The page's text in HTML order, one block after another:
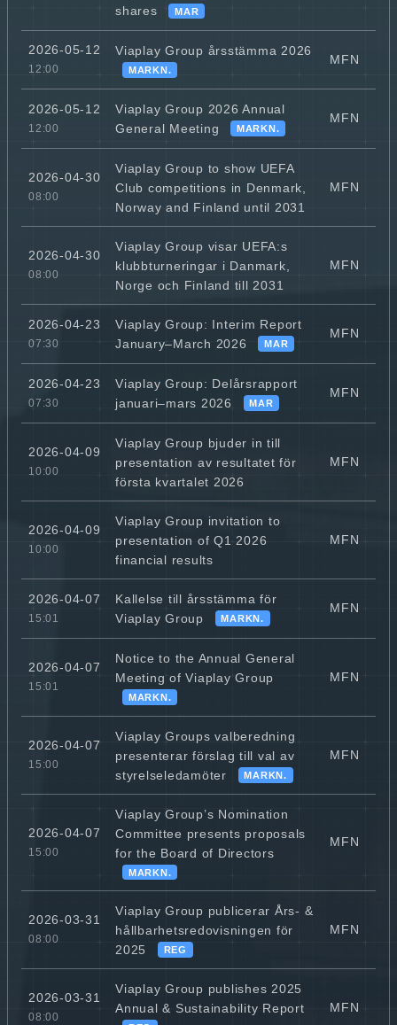
shares
MAR
2026-05-12
12:00
Viaplay Group årsstämma 2026
MARKN.
MFN
2026-05-12
12:00
Viaplay Group 2026 Annual
General Meeting
MARKN.
MFN
2026-04-30
08:00
Viaplay Group to show UEFA
Club competitions in Denmark,
Norway and Finland until 2031
MFN
2026-04-30
08:00
Viaplay Group visar UEFA:s
klubbturneringar i Danmark,
Norge och Finland till 2031
MFN
2026-04-23
07:30
Viaplay Group: Interim Report
January–March 2026
MAR
MFN
2026-04-23
07:30
Viaplay Group: Delårsrapport
januari–mars 2026
MAR
MFN
2026-04-09
10:00
Viaplay Group bjuder in till
presentation av resultatet för
första kvartalet 2026
MFN
2026-04-09
10:00
Viaplay Group invitation to
presentation of Q1 2026
financial results
MFN
2026-04-07
15:01
Kallelse till årsstämma för
Viaplay Group
MARKN.
MFN
2026-04-07
15:01
Notice to the Annual General
Meeting of Viaplay Group
MARKN.
MFN
2026-04-07
15:00
Viaplay Groups valberedning
presenterar förslag till val av
styrelseledamöter
MARKN.
MFN
2026-04-07
15:00
Viaplay Group’s Nomination
Committee presents proposals
for the Board of Directors
MARKN.
MFN
2026-03-31
08:00
Viaplay Group publicerar Års- &
hållbarhetsredovisningen för
2025
REG
MFN
2026-03-31
08:00
Viaplay Group publishes 2025
Annual & Sustainability Report
MFN